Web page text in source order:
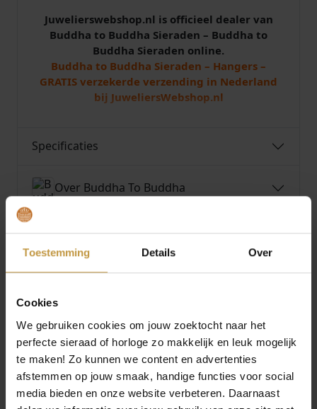
Toestemming Details Over
Cookies
We gebruiken cookies om jouw zoektocht naar het
perfecte sieraad of horloge zo makkelijk en leuk mogelijk
te maken! Zo kunnen we content en advertenties
afstemmen op jouw smaak, handige functies voor social
media bieden en onze website verbeteren. Daarnaast
Juwelierswebshop.nl is officieel dealer van
Buddha to Buddha Sieraden – Buddha to
Buddha Sieraden online.
Buddha to Buddha Sieraden – Hangers –
GRATIS verzekerde verzending in Nederland
bij JuweliersWebshop.nl
Specificaties
Over Buddha To Buddha
BUDDHA TO BUDDHA
HANGER 350 BEN
SNAKE PENDANT
Direct leverbaar, 1
werkdag
BUDDHA TO BUDDHA
HANGER 059GV
BARBARA MINI
COMPASS VERG…
Direct leverbaar, 1